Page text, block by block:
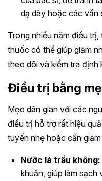
dạ dày hoặc các vấn
Trong nhiều năm điều
thuốc có thể giúp giảm
theo dõi và kiểm tra định
Điều trị bằng
Mẹo dân gian với các
điều trị hỗ trợ rất hiệu
tuyến nhẹ hoặc cần
Nước lá trầu không:
khuẩn, giúp làm sạch